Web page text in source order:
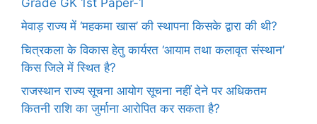
मेवाड़ राज्य में ‘महकमा खास’ की स्थापना किसके द्वारा की थी?
चित्रकला के विकास हेतु कार्यरत ‘आयाम तथा कलावृत संस्थान’
किस जिले में स्थित है?
राजस्थान राज्य सूचना आयोग सूचना नहीं देने पर अधिकतम
कितनी राशि का जुर्माना आरोपित कर सकता है?